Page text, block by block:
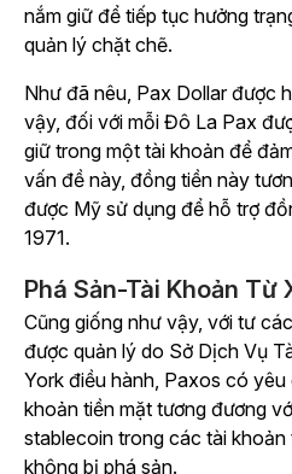
nắm giữ để tiếp tục hưởng
quản lý chặt chẽ.
Như đã nêu, Pax Dollar được
vậy, đối với mỗi Đô La Pax
giữ trong một tài khoản để
vấn đề này, đồng tiền này
được Mỹ sử dụng để hỗ trợ
1971.
Phá Sản-Tài Khoản Từ
Cũng giống như vậy, với tư
được quản lý do Sở Dịch Vụ
York điều hành, Paxos có
khoản tiền mặt tương đương
stablecoin trong các tài
không bị phá sản.